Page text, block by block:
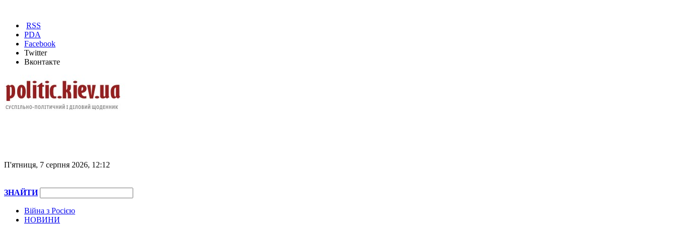
RSS
PDA
Facebook
Twitter
Вконтакте
П'ятниця, 7 серпня 2026, 12:12
ЗНАЙТИ
Війна з Росією
НОВИНИ